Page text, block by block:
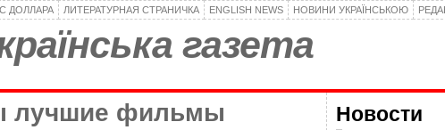
ДОЛЛАРА ЛИТЕРАТУРНАЯ СТРАНИЧКА ENGLISH NEWS НОВИНИ УКРАЇНСЬКОЮ
газета
лучшие фильмы
Новости